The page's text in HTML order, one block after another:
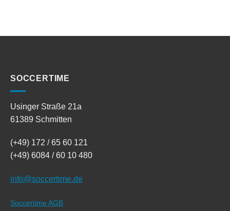
SOCCERTIME
Usinger Straße 21a
61389 Schmitten
(+49) 172 / 65 60 121
(+49) 6084 / 60 10 480
info@soccertime.de
Soccertime AGB